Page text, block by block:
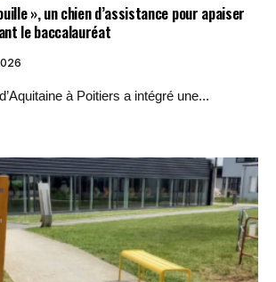
», un chien d’assistance pour apaiser
le baccalauréat
à Poitiers a intégré une...